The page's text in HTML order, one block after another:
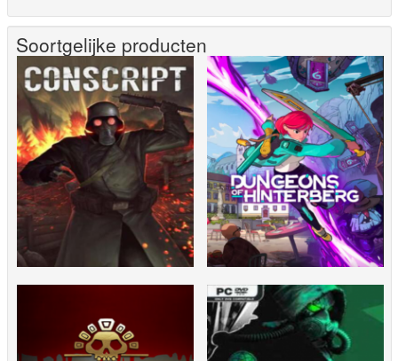
Soortgelijke producten